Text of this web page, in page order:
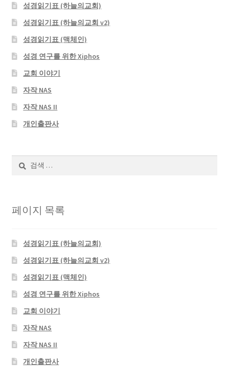
성경읽기표 (하늘의교회)
성경읽기표 (하늘의교회 v2)
성경읽기표 (맥체인)
성경 연구를 위한 Xiphos
교회 이야기
자작 NAS
자작 NAS II
개인출판사
페이지 목록
성경읽기표 (하늘의교회)
성경읽기표 (하늘의교회 v2)
성경읽기표 (맥체인)
성경 연구를 위한 Xiphos
교회 이야기
자작 NAS
자작 NAS II
개인출판사